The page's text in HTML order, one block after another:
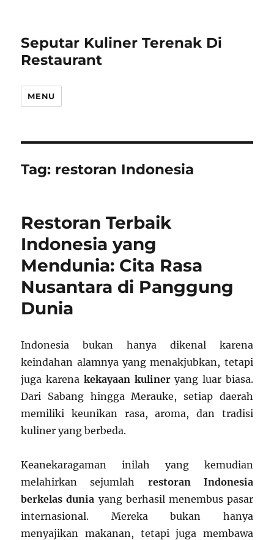
Seputar Kuliner Terenak Di
Restaurant
MENU
Tag: restoran Indonesia
Restoran Terbaik
Indonesia yang
Mendunia: Cita Rasa
Nusantara di Panggung
Dunia
Indonesia bukan hanya dikenal karena
keindahan alamnya yang menakjubkan, tetapi
juga karena kekayaan kulineryang luar biasa.
Dari Sabang hingga Merauke, setiap daerah
memiliki keunikan rasa, aroma, dan tradisi
kuliner yang berbeda.
Keanekaragaman inilah yang kemudian
melahirkan sejumlah restoran Indonesia
berkelas dunia yang berhasil menembus pasar
internasional. Mereka bukan hanya
menyajikan makanan, tetapi juga membawa